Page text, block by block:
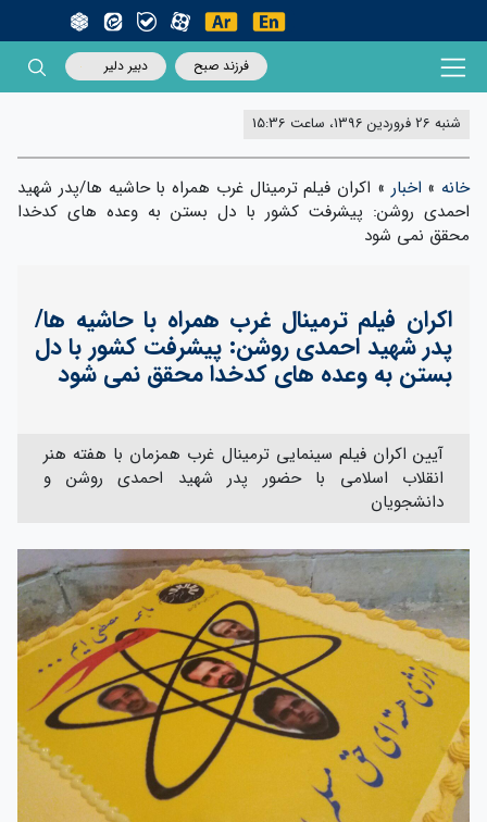
فرزند صبح دبیر دلیر
شنبه 26 فروردین 1396، ساعت 15:36
خانه » اخبار » اکران فیلم ترمینال غرب همراه با حاشیه ها/پدر شهید
احمدی روشن: پیشرفت کشور با دل بستن به وعده های کدخدا
محقق نمی شود
اکران فیلم ترمینال غرب همراه با حاشیه ها/
پدر شهید احمدی روشن: پیشرفت کشور با دل
بستن به وعده های کدخدا محقق نمی شود
آیین اکران فیلم سینمایی ترمینال غرب همزمان با هفته هنر
انقلاب اسلامی با حضور پدر شهید احمدی روشن و
دانشجویان